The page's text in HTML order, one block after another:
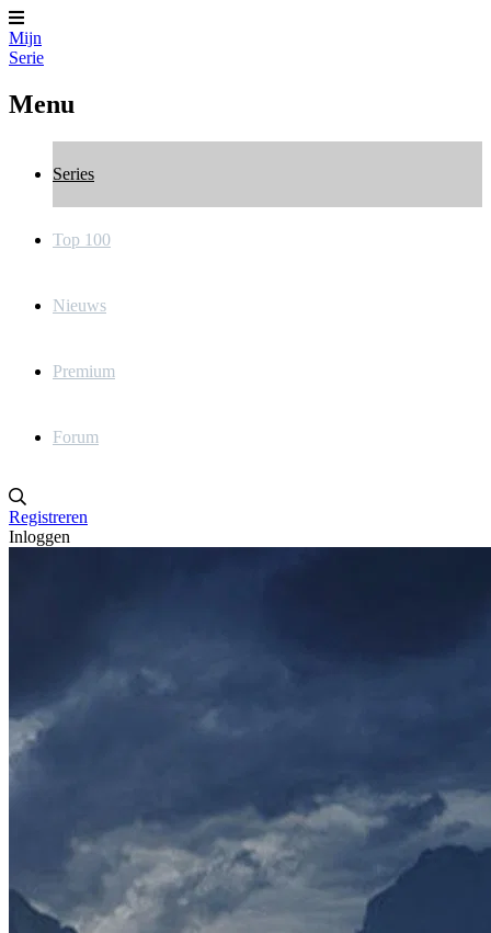
Mijn
Serie
Menu
Series
Top 100
Nieuws
Premium
Forum
Registreren
Inloggen